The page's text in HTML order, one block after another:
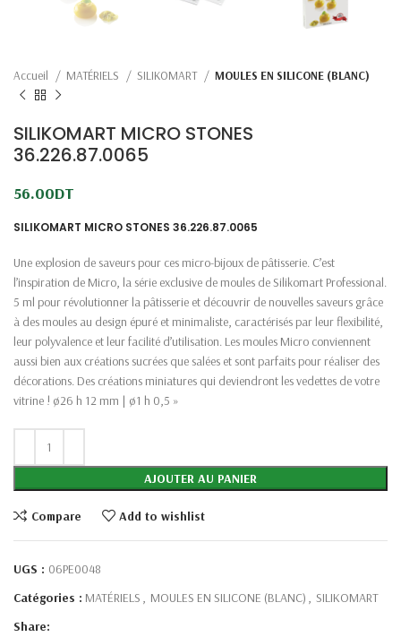
Accueil MATÉRIELS SILIKOMART MOULES EN SILICONE (BLANC)
SILIKOMART MICRO STONES
36.226.87.0065
56.00DT
SILIKOMART MICRO STONES 36.226.87.0065
Une explosion de saveurs pour ces micro-bijoux de pâtisserie. C’est
l’inspiration de Micro, la série exclusive de moules de Silikomart Professional.
5 ml pour révolutionner la pâtisserie et découvrir de nouvelles saveurs grâce
à des moules au design épuré et minimaliste, caractérisés par leur flexibilité,
leur polyvalence et leur facilité d’utilisation. Les moules Micro conviennent
aussi bien aux créations sucrées que salées et sont parfaits pour réaliser des
décorations. Des créations miniatures qui deviendront les vedettes de votre
vitrine ! ø26 h 12 mm | ø1 h 0,5 »
AJOUTER AU PANIER
Compare Add to wishlist
UGS : 06PE0048
Catégories : MATÉRIELS , MOULES EN SILICONE (BLANC) , SILIKOMART
Share: